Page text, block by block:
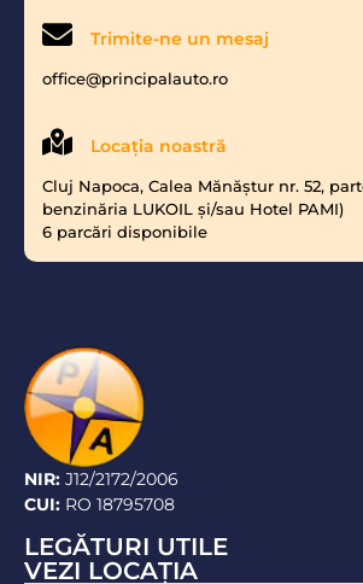
Trimite-ne un mesaj
office@principalauto.ro
Locaţia noastră
Cluj Napoca, Calea Mănăştur nr. 52,
benzinăria LUKOIL şi/sau Hotel PAMI)
6 parcări disponibile
NIR: J12/2172/2006
CUI: RO 18795708
LEGĂTURI UTILE
VEZI LOCAŢIA